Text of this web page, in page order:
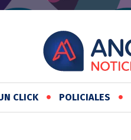
CLICK POLICIALES